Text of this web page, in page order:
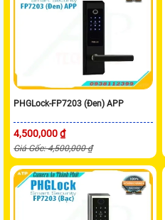
PHGLock-FP7203 (Đen) APP
4,500,000 ₫
Giá Gốc: 4,500,000 ₫